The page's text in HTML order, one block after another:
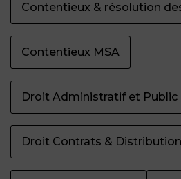
Contentieux & résolution
Contentieux MSA
Droit Administratif et Public
Droit Contrats & Distribution